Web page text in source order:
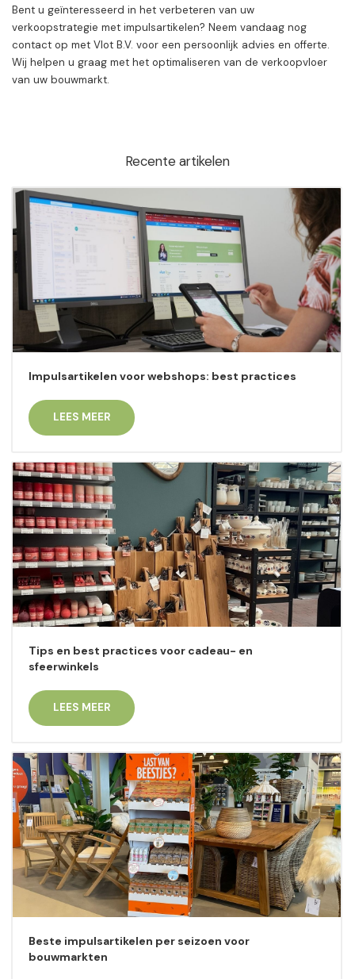
Bent u geïnteresseerd in het verbeteren van uw
verkoopstrategie met impulsartikelen? Neem vandaag nog
contact op met Vlot B.V. voor een persoonlijk advies en offerte.
Wij helpen u graag met het optimaliseren van de verkoopvloer
van uw bouwmarkt.
Recente artikelen
Impulsartikelen voor webshops: best practices
LEES MEER
Tips en best practices voor cadeau- en
sfeerwinkels
LEES MEER
Beste impulsartikelen per seizoen voor
bouwmarkten